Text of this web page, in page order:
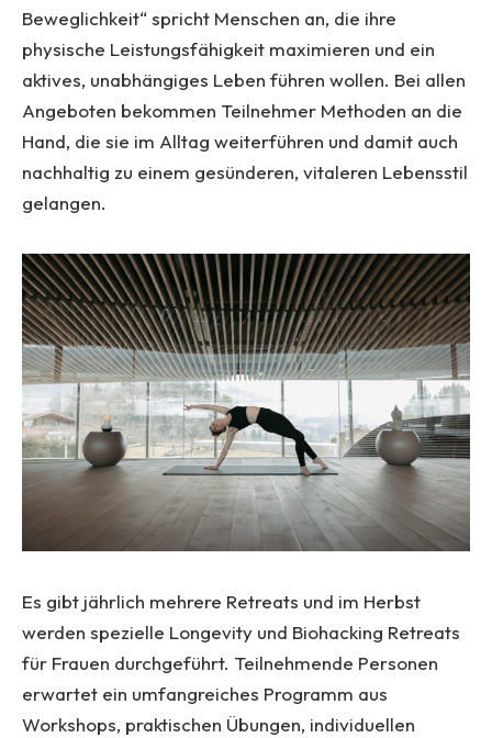
Beweglichkeit“ spricht Menschen an, die ihre
physische Leistungsfähigkeit maximieren und ein
aktives, unabhängiges Leben führen wollen. Bei allen
Angeboten bekommen Teilnehmer Methoden an die
Hand, die sie im Alltag weiterführen und damit auch
nachhaltig zu einem gesünderen, vitaleren Lebensstil
gelangen.
Es gibt jährlich mehrere Retreats und im Herbst
werden spezielle Longevity und Biohacking Retreats
für Frauen durchgeführt. Teilnehmende Personen
erwartet ein umfangreiches Programm aus
Workshops, praktischen Übungen, individuellen